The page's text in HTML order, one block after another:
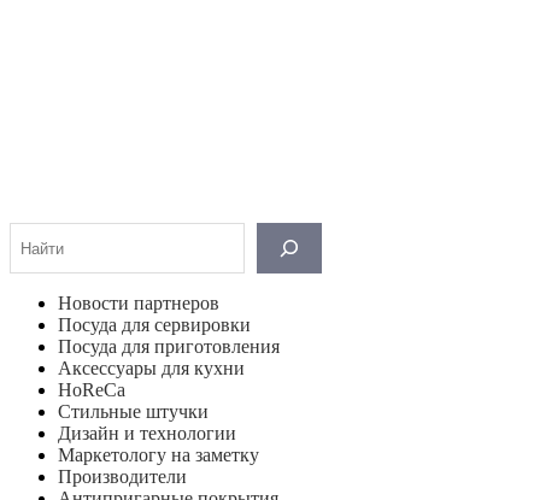
Новости партнеров
Посуда для сервировки
Посуда для приготовления
Аксессуары для кухни
HoReCa
Стильные штучки
Дизайн и технологии
Маркетологу на заметку
Производители